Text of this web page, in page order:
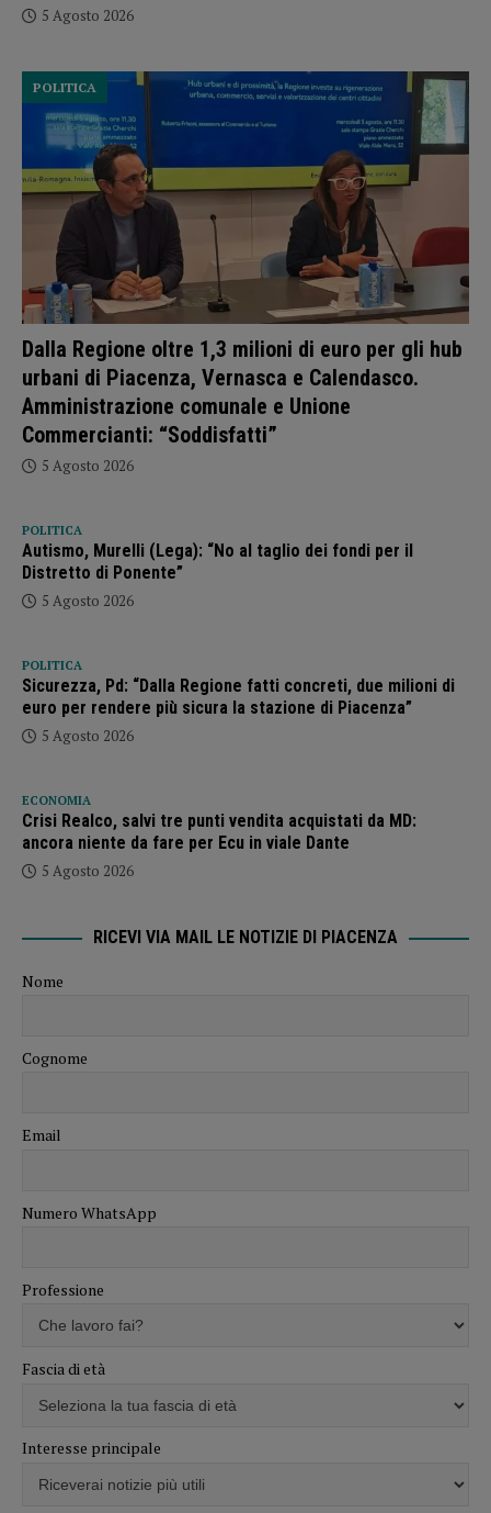
5 Agosto 2026
Dalla Regione oltre 1,3 milioni di euro per gli hub
urbani di Piacenza, Vernasca e Calendasco.
Amministrazione comunale e Unione
Commercianti: “Soddisfatti”
POLITICA
5 Agosto 2026
POLITICA
Autismo, Murelli (Lega): “No al taglio dei fondi per il
Distretto di Ponente”
5 Agosto 2026
POLITICA
Sicurezza, Pd: “Dalla Regione fatti concreti, due milioni di
euro per rendere più sicura la stazione di Piacenza”
5 Agosto 2026
ECONOMIA
Crisi Realco, salvi tre punti vendita acquistati da MD:
ancora niente da fare per Ecu in viale Dante
5 Agosto 2026
RICEVI VIA MAIL LE NOTIZIE DI PIACENZA
Nome
Cognome
Email
Numero WhatsApp
Professione
Fascia di età
Interesse principale